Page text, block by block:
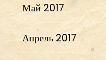
Май 2017
Апрель 2017